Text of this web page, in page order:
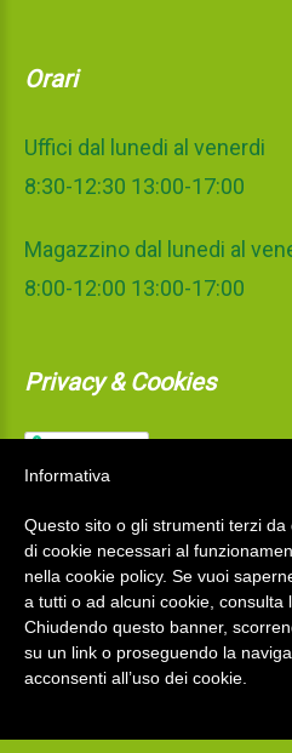
Orari
Uffici dal lunedi al venerdi
8:30-12:30 13:00-17:00
Magazzino dal lunedi al
8:00-12:00 13:00-17:00
Privacy & Cookies
La Mediterranea S.r.l. © 2026
Informativa
Questo sito o gli strumenti terzi
di cookie necessari al
nella cookie policy. Se vuoi
a tutti o ad alcuni cookie, consulta
Chiudendo questo banner,
su un link o proseguendo la
acconsenti all’uso dei cookie.